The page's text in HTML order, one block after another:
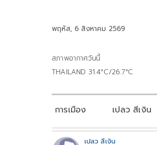
พฤหัส, 6 สิงหาคม 2569
สภาพอากาศวันนี้
THAILAND 31.4°C/26.7°C
การเมือง เปลว สีเงิน
เปลว สีเงิน